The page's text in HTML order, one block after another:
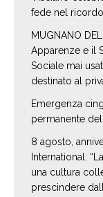
fede nel
MUGNANO
Apparenze e il
Sociale mai
destinato al
Emergenza
permanente
8 agosto,
International:
una cultura
prescindere